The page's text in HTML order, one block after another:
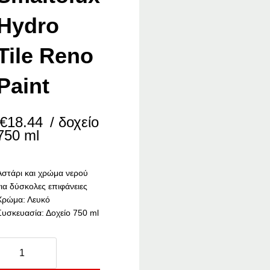
Reno
18.44 / δοχείο
ml
και χρώμα νερού
δύσκολες επιφάνειες
Λευκό
Δοχείο 750 ml